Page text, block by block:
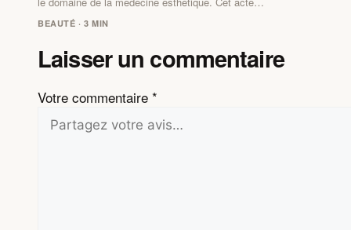
BEAUTÉ · 3 MIN
Laisser un commentaire
Votre commentaire *